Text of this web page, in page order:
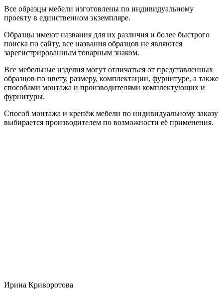
Все образцы мебели изготовлены по индивидуальному
проекту в единственном экземпляре.
Образцы имеют названия для их различия и более быстрого
поиска по сайту, все названия образцов не являются
зарегистрированным товарным знаком.
Все мебельные изделия могут отличаться от представленных
образцов по цвету, размеру, комплектации, фурнитуре, а также
способами монтажа и производителями комплектующих и
фурнитуры.
Способ монтажа и крепёж мебели по индивидуальному заказу
выбирается производителем по возможности её применения.
Ирина Криворотова